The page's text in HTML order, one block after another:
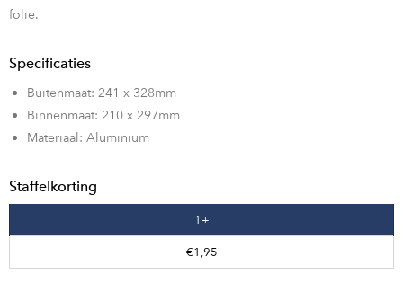
folie.
Specificaties
Buitenmaat: 241 x 328mm
Binnenmaat: 210 x 297mm
Materiaal: Aluminium
Staffelkorting
1+
€1,95